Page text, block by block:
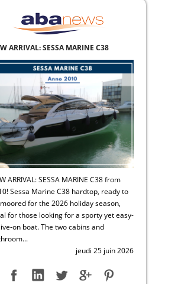
ARRIVAL: SESSA MARINE C38
ARRIVAL: SESSA MARINE C38 from
Sessa Marine C38 hardtop, ready to
for the 2026 holiday season,
for those looking for a sporty yet easy-
on boat. The two cabins and
jeudi 25 juin 2026